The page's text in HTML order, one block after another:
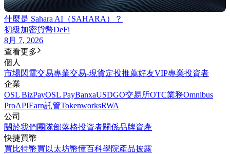
什麼是 Sahara AI（SAHARA）？
初級加密貨幣DeFi
8月 7, 2026
查看更多
個人
市場閃電交易專業交易-現貨定投推薦好友VIP專業投資者
企業
OSL BizPayOSL PayBanxaUSDGO交易所OTC業務Omnibus
ProAPIEarn託管TokenworksRWA
公司
關於我們 團隊部落格投資者關係品牌資產
快捷買幣
買比特幣買以太坊幣懂百科學院產品披露